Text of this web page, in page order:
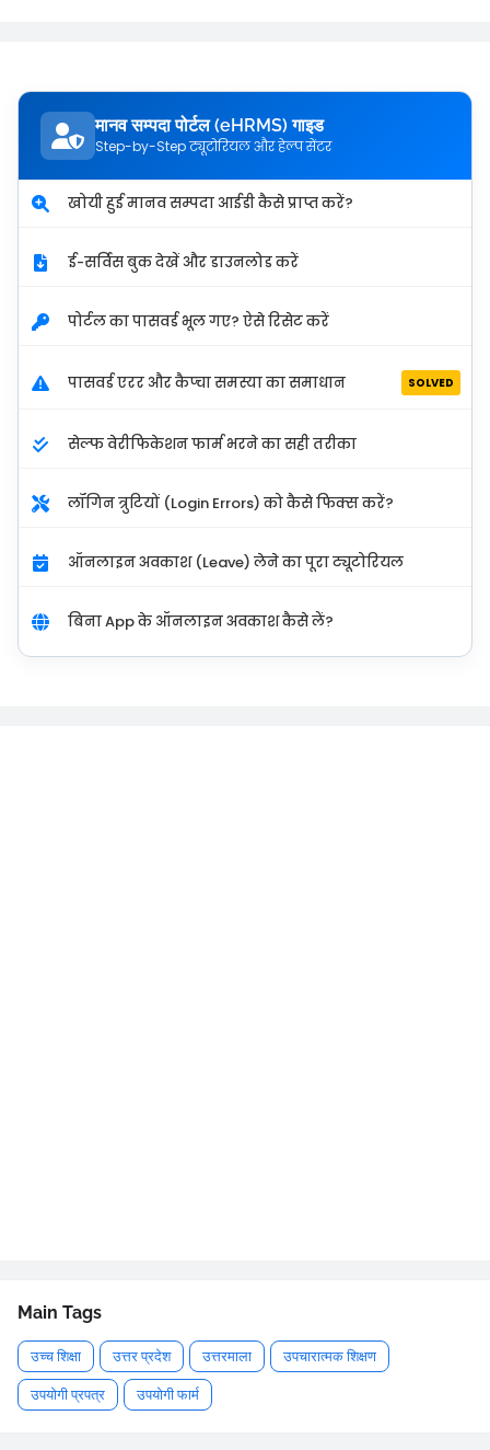
मानव सम्पदा पोर्टल (eHRMS) गाइड
Step-by-Step ट्यूटोरियल और हेल्प सेंटर
खोयी हुई मानव सम्पदा आईडी कैसे प्राप्त करें?
ई-सर्विस बुक देखें और डाउनलोड करें
पोर्टल का पासवर्ड भूल गए? ऐसे रिसेट करें
पासवर्ड एरर और कैप्चा समस्या का समाधान SOLVED
सेल्फ वेरीफिकेशन फार्म भरने का सही तरीका
लॉगिन त्रुटियों (Login Errors) को कैसे फिक्स करें?
ऑनलाइन अवकाश (Leave) लेने का पूरा ट्यूटोरियल
बिना App के ऑनलाइन अवकाश कैसे लें?
Main Tags
उच्च शिक्षा उत्तर प्रदेश उत्तरमाला उपचारात्मक शिक्षण
उपयोगी प्रपत्र उपयोगी फार्म